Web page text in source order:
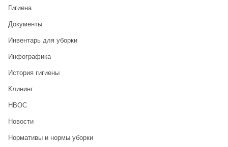
Гигиена
Документы
Инвентарь для уборки
Инфографика
История гигиены
Клининг
НВОС
Новости
Нормативы и нормы уборки